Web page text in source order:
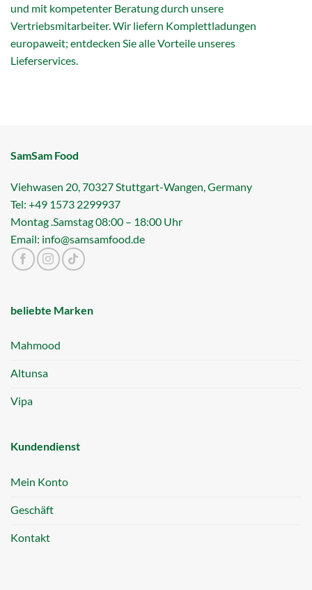
und mit kompetenter Beratung durch unsere
Vertriebsmitarbeiter. Wir liefern Komplettladungen
europaweit; entdecken Sie alle Vorteile unseres
Lieferservices.
SamSam Food
Viehwasen 20, 70327 Stuttgart-Wangen, Germany
Tel: +49 1573 2299937
Montag .Samstag 08:00 – 18:00 Uhr
Email: info@samsamfood.de
beliebte Marken
Mahmood
Altunsa
Vipa
Kundendienst
Mein Konto
Geschäft
Kontakt